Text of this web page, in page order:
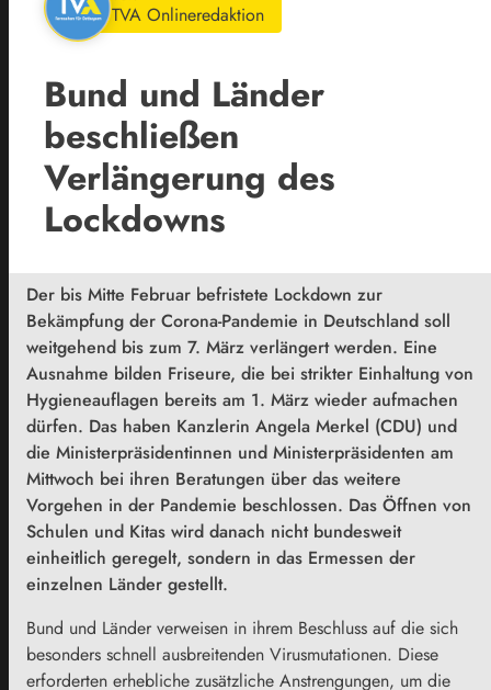
TVA Onlineredaktion
Bund und Länder
beschließen
Verlängerung des
Lockdowns
Der bis Mitte Februar befristete Lockdown zur
Bekämpfung der Corona-Pandemie in Deutschland soll
weitgehend bis zum 7. März verlängert werden. Eine
Ausnahme bilden Friseure, die bei strikter Einhaltung von
Hygieneauflagen bereits am 1. März wieder aufmachen
dürfen. Das haben Kanzlerin Angela Merkel (CDU) und
die Ministerpräsidentinnen und Ministerpräsidenten am
Mittwoch bei ihren Beratungen über das weitere
Vorgehen in der Pandemie beschlossen. Das Öffnen von
Schulen und Kitas wird danach nicht bundesweit
einheitlich geregelt, sondern in das Ermessen der
einzelnen Länder gestellt.
Bund und Länder verweisen in ihrem Beschluss auf die sich
besonders schnell ausbreitenden Virusmutationen. Diese
erforderten erhebliche zusätzliche Anstrengungen, um die